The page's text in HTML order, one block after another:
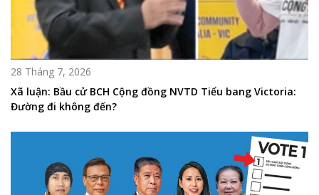
28 Tháng 7, 2026
Xã luận: Bầu cử BCH Cộng đồng NVTD Tiểu bang Victoria:
Đường đi không đến?